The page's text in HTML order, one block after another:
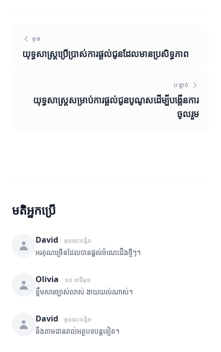
មុន
យុទ្ធសាស្ត្រប្រើប្រាស់ការផ្តល់ជូនដែលមានប្រសិទ្ធភាព
បន្ទាប់
យុទ្ធសាស្ត្រសម្រាប់ការផ្តល់ជូនបូណូសដើម្បីបង្កើនការ
ចូលរួម
មតិអ្នកប្រើ
David មុននេះបន្តិច
អរគុណច្រើនដែលបានផ្តល់ចំណេះដឹងថ្មីៗ។
Olivia ១០ នាទីមុន
ខ្លឹមសារច្បាស់លាស់ ងាយយល់ណាស់។
David មុននេះបន្តិច
នឹងតាមដានរាល់អត្ថបទបន្តទៀត។